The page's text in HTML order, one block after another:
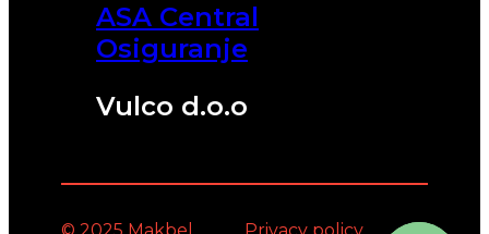
ASA Central
Osiguranje
Vulco d.o.o